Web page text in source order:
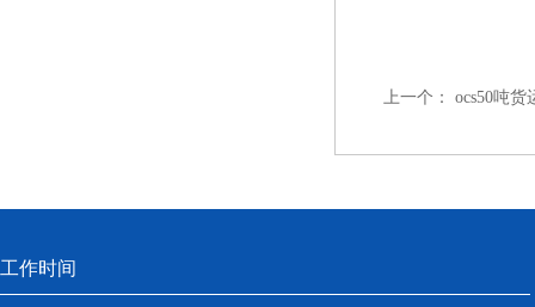
上一个： ocs50吨
工作时间